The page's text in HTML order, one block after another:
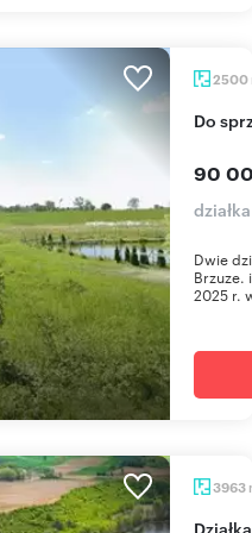
2500
Do
90
Dwie
Brzuze.
2025 r.
3963
Działka nad jeziorem z własnym pomostem i